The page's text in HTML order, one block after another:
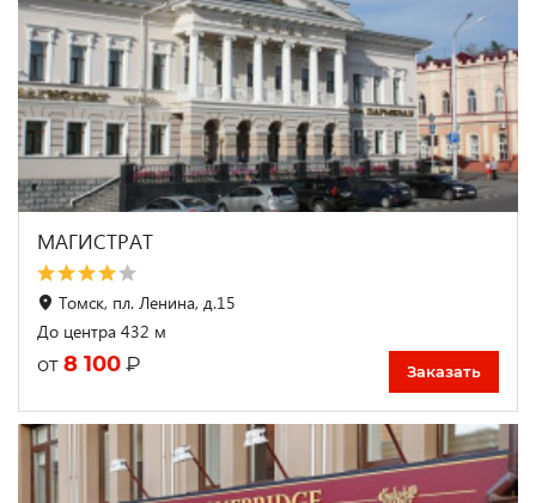
МАГИСТРАТ
Томск, пл. Ленина, д.15
До центра 432 м
от 8 100 ₽ Заказать